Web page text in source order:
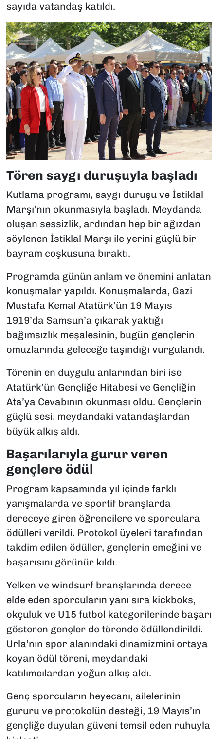
sayıda vatandaş katıldı.
Tören saygı duruşuyla başladı
Kutlama programı, saygı duruşu ve İstiklal
Marşı’nın okunmasıyla başladı. Meydanda
oluşan sessizlik, ardından hep bir ağızdan
söylenen İstiklal Marşı ile yerini güçlü bir
bayram coşkusuna bıraktı.
Programda günün anlam ve önemini anlatan
konuşmalar yapıldı. Konuşmalarda, Gazi
Mustafa Kemal Atatürk’ün 19 Mayıs
1919’da Samsun’a çıkarak yaktığı
bağımsızlık meşalesinin, bugün gençlerin
omuzlarında geleceğe taşındığı vurgulandı.
Törenin en duygulu anlarından biri ise
Atatürk’ün Gençliğe Hitabesi ve Gençliğin
Ata’ya Cevabının okunması oldu. Gençlerin
güçlü sesi, meydandaki vatandaşlardan
büyük alkış aldı.
Başarılarıyla gurur veren
gençlere ödül
Program kapsamında yıl içinde farklı
yarışmalarda ve sportif branşlarda
dereceye giren öğrencilere ve sporculara
ödülleri verildi. Protokol üyeleri tarafından
takdim edilen ödüller, gençlerin emeğini ve
başarısını görünür kıldı.
Yelken ve windsurf branşlarında derece
elde eden sporcuların yanı sıra kickboks,
okçuluk ve U15 futbol kategorilerinde başarı
gösteren gençler de törende ödüllendirildi.
Urla’nın spor alanındaki dinamizmini ortaya
koyan ödül töreni, meydandaki
katılımcılardan yoğun alkış aldı.
Genç sporcuların heyecanı, ailelerinin
gururu ve protokolün desteği, 19 Mayıs’ın
gençliğe duyulan güveni temsil eden ruhuyla